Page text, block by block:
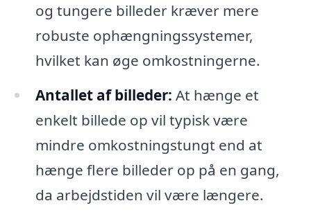
og tungere billeder kræver mere
robuste ophængningssystemer,
hvilket kan øge omkostningerne.
Antallet af billeder: At hænge et
enkelt billede op vil typisk være
mindre omkostningstungt end at
hænge flere billeder op på en gang,
da arbejdstiden vil være længere.